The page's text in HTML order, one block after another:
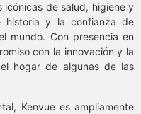
de salud, higiene y
historia y la confianza de
mundo. Con presencia en
con la innovación y la
hogar de algunas de las
Kenvue es ampliamente